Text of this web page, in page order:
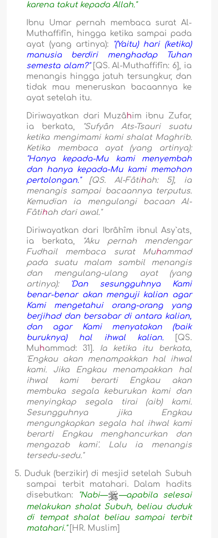
karena takut kepada Allah."
Ibnu Umar pernah membaca surat Al-
Muthaffifîn, hingga ketika sampai pada
ayat (yang artinya):
"(Yaitu) hari (ketika)
manusia berdiri menghadap Tuhan
semesta alam?"[QS. Al-Muthaffifîn: 6], ia
menangis hingga jatuh tersungkur, dan
tidak mau meneruskan bacaannya ke
ayat setelah itu.
Diriwayatkan dari Muzâhim ibnu Zufar,
ia berkata,
"Sufyân Ats-Tsauri suatu
ketika mengimami kami shalat Maghrib.
Ketika membaca ayat (yang artinya):
"Hanya kepada-Mu kami menyembah
dan hanya kepada-Mu kami memohon
pertolongan."[QS. Al-Fâtihah: 5], ia
menangis sampai bacaannya terputus.
Kemudian ia mengulangi bacaan Al-
Fâtihah dari awal."
Diriwayatkan dari Ibrâhîm ibnul Asy`ats,
ia berkata,
"Aku pernah mendengar
Fudhail membaca surat Muhammad
pada suatu malam sambil menangis
dan mengulang-ulang ayat (yang
artinya):
'Dan sesungguhnya Kami
benar-benar akan menguji kalian agar
Kami mengetahui orang-orang yang
berjihad dan bersabar di antara kalian,
dan agar Kami menyatakan (baik
buruknya) hal ihwal kalian.
[QS.
Muhammad: 31]. Ia ketika itu berkata,
'Engkau akan menampakkan hal ihwal
kami. Jika Engkau menampakkan hal
ihwal kami berarti Engkau akan
membuka segala keburukan kami dan
menyingkap segala tirai (aib) kami.
Sesungguhnya jika Engkau
mengungkapkan segala hal ihwal kami
berarti Engkau menghancurkan dan
mengazab kami'. Lalu ia menangis
tersedu-sedu."
5. Duduk (berzikir) di mesjid setelah Subuh
sampai terbit matahari. Dalam hadits
disebutkan:
"Nabi—
—apabila selesai
melakukan shalat Subuh, beliau duduk
di tempat shalat beliau sampai terbit
matahari."[HR. Muslim]